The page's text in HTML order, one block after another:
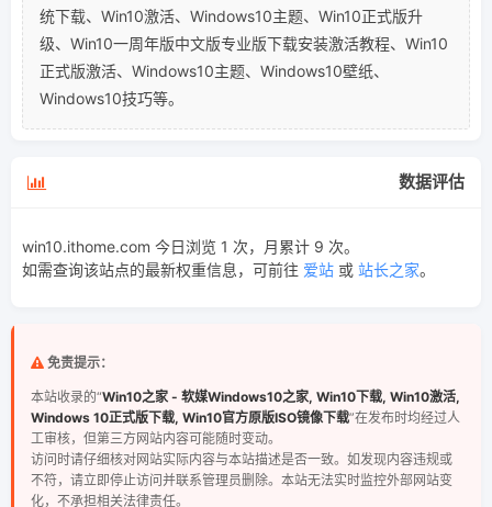
统下载、Win10激活、Windows10主题、Win10正式版升
级、Win10一周年版中文版专业版下载安装激活教程、Win10
正式版激活、Windows10主题、Windows10壁纸、
Windows10技巧等。
数据评估
win10.ithome.com 今日浏览 1 次，月累计 9 次。
如需查询该站点的最新权重信息，可前往 爱站 或 站长之家。
免责提示：
本站收录的“Win10之家 - 软媒Windows10之家, Win10下载, Win10激活,
Windows 10正式版下载, Win10官方原版ISO镜像下载”在发布时均经过人
工审核，但第三方网站内容可能随时变动。
访问时请仔细核对网站实际内容与本站描述是否一致。如发现内容违规或
不符，请立即停止访问并联系管理员删除。本站无法实时监控外部网站变
化，不承担相关法律责任。